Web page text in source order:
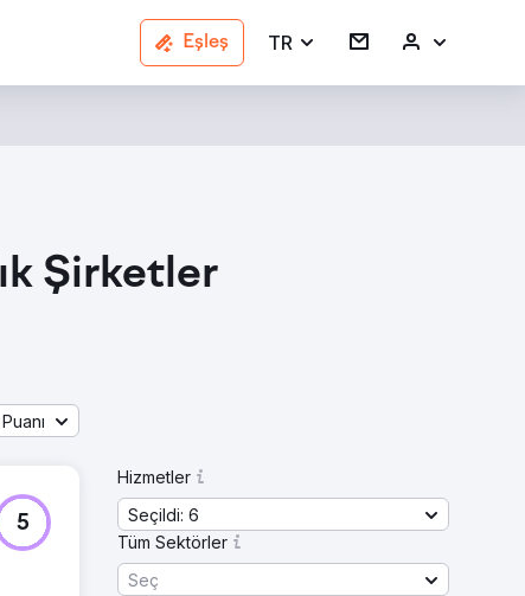
Eşleş TR
Şirketler
5
Hizmetler
Seçildi: 6
Tüm Sektörler
Seç